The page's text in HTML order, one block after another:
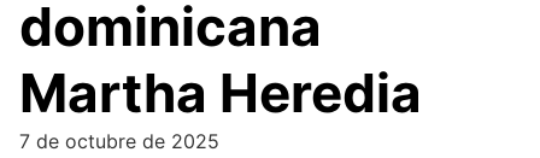
dominicana
Martha Heredia
7 de octubre de 2025